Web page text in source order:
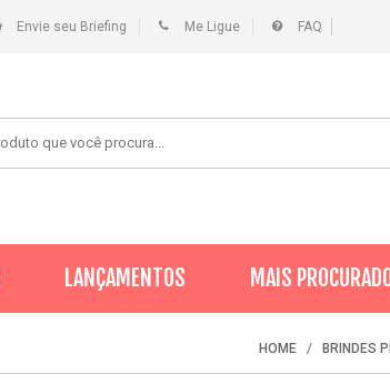
Envie seu Briefing Me Ligue FAQ
LANÇAMENTOS MAIS
HOME BRINDES